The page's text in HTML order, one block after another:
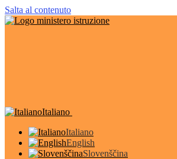
Salta al contenuto
Italiano
Italiano
English
Slovenščina